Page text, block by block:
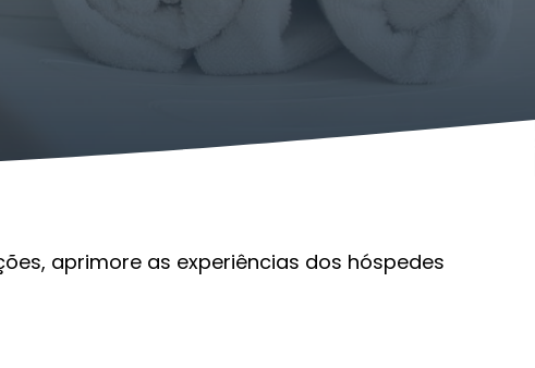
aprimore as experiências dos hóspedes